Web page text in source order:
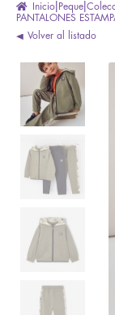
Inicio Peque
PANTALONES
Volver al listado